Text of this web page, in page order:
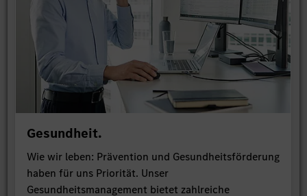
Gesundheit.
Wie wir leben: Prävention und Gesundheitsförderung
haben für uns Priorität. Unser
Gesundheitsmanagement bietet zahlreiche